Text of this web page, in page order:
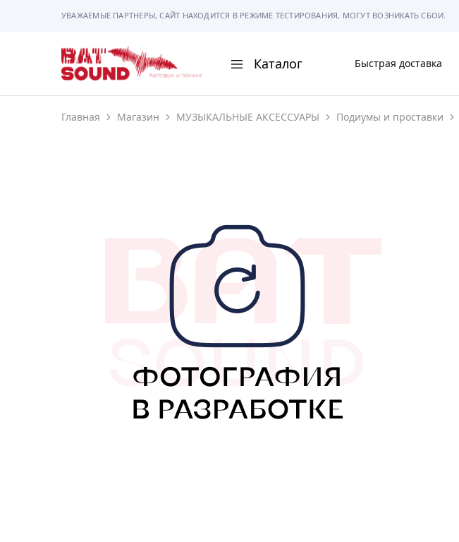
УВАЖАЕМЫЕ ПАРТНЕРЫ, САЙТ НАХОДИТСЯ В РЕЖИМЕ ТЕСТИРОВАНИЯ, МОГУТ ВОЗНИКАТЬ СБОИ.
BAT
Sound
Каталог
АВТОМАГНИТОЛЫ
ГАДЖЕТЫ
СИГНАЛИЗАЦИИ
ПОМОЩЬ ПРИ ПАРКОВКЕ
МУЗЫКАЛЬНЫЕ АКСЕССУАРЫ
САБВУФЕРЫ
ШУМОИЗОЛЯЦИЯ
Быстрая доставка
Главная Магазин МУЗЫКАЛЬНЫЕ АКСЕССУАРЫ Подиумы и проставки